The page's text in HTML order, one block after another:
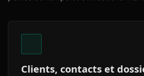
Clients, contacts et